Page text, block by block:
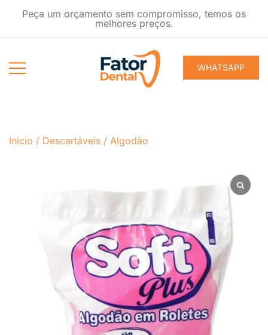
Peça um orçamento sem compromisso, temos os
melhores preços.
WHATSAPP
Início / Descartáveis / Algodão